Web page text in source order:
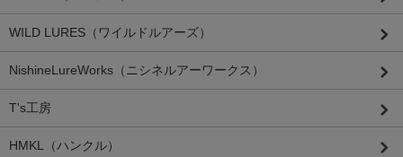
WILD LURES（ワイルドルアーズ）
NishineLureWorks（ニシネルアーワークス）
T's工房
HMKL（ハンクル）